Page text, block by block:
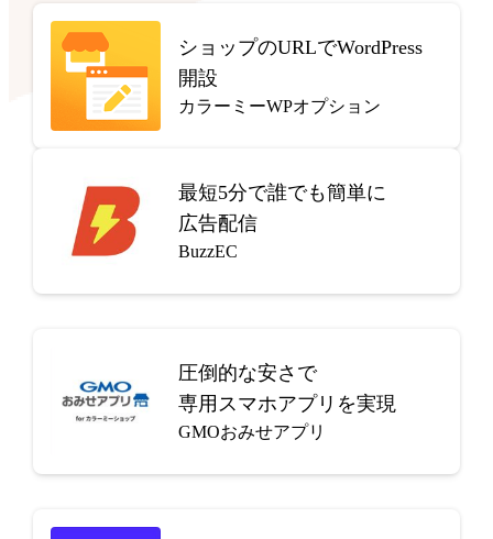
ショップのURLでWordPress
開設
カラーミーWPオプション
最短5分で誰でも簡単に
広告配信
BuzzEC
圧倒的な安さで
専用スマホアプリを実現
GMOおみせアプリ